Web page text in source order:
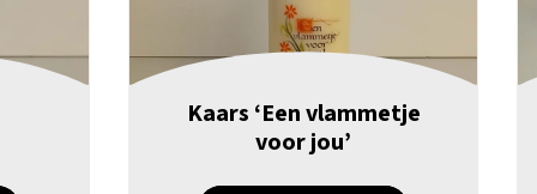
Kaars ‘Een vlammetje
voor jou’